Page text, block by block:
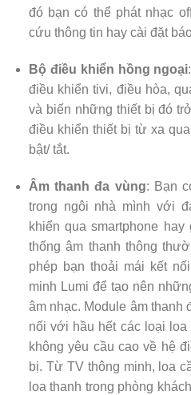
đó bạn có thể phát nhạc
cứu thông tin hay cài đặt
Bộ điều khiển hồng ngoại
điều khiển tivi, điều hòa,
và biến những thiết bị đó
điều khiển thiết bị từ xa
bật/ tắt.
Âm thanh đa vùng: Bạn
trong ngôi nhà mình với
khiển qua smartphone
thống âm thanh thông
phép bạn thoải mái kết
minh Lumi để tạo nên
âm nhạc. Module âm thanh
nối với hầu hết các loại
không yêu cầu cao về hệ
bị. Từ TV thông minh, loa
loa thanh trong phòng